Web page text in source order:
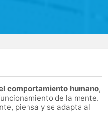
comportamiento humano,
de la mente.
piensa y se adapta al